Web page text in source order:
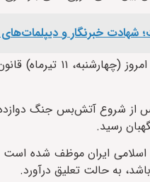
خبرنگار و دیپلمات‌های
مسعود پزشکیان،
از شروع آتش‌بس جنگ
رسید.
ایران موظف شده است
به حالت تعلیق درآورد.